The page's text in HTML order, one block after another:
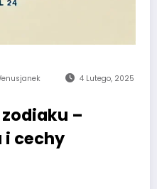
4 Lutego, 2025
–
cechy